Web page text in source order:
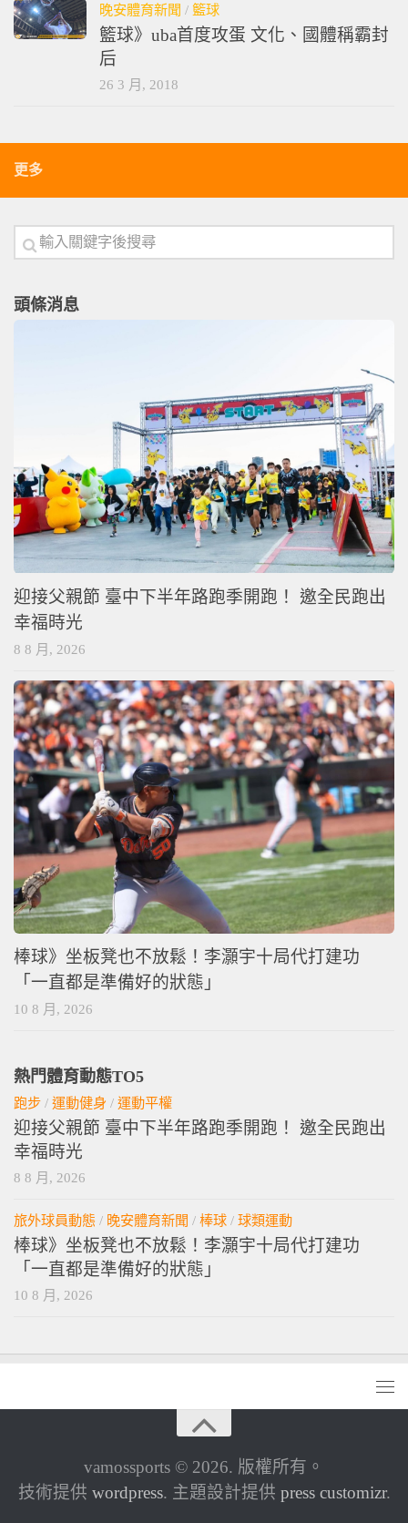
晚安體育新聞 / 籃球
籃球》uba首度攻蛋 文化、國體稱霸封
后
26 3 月, 2018
更多
頭條消息
迎接父親節 臺中下半年路跑季開跑！ 邀全民跑出
幸福時光
8 8 月, 2026
棒球》坐板凳也不放鬆！李灝宇十局代打建功
「一直都是準備好的狀態」
10 8 月, 2026
熱門體育動態TO5
跑步 / 運動健身 / 運動平權
迎接父親節 臺中下半年路跑季開跑！ 邀全民跑出
幸福時光
8 8 月, 2026
旅外球員動態 / 晚安體育新聞 / 棒球 / 球類運動
棒球》坐板凳也不放鬆！李灝宇十局代打建功
「一直都是準備好的狀態」
10 8 月, 2026
vamossports © 2026. 版權所有。
技術提供 wordpress. 主題設計提供 press customizr.